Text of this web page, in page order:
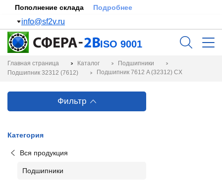
Пополнение склада Подробнее
info@sf2v.ru
ISO 9001
Главная страница Каталог
Подшипники
Подшипник 32312 (7612)
Подшипник 7612 A (32312) CX
Фильтр
Категория
Вся продукция
Подшипники